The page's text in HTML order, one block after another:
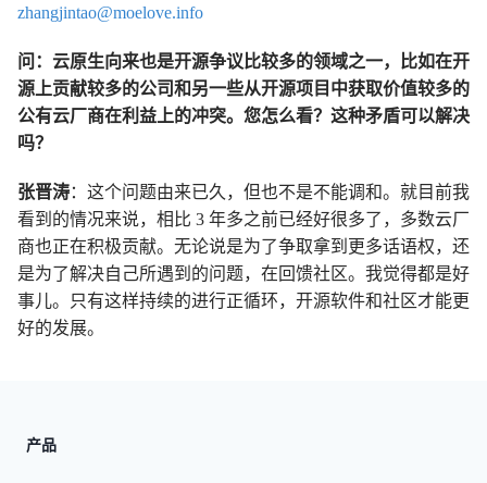
zhangjintao@moelove.info
问：云原生向来也是开源争议比较多的领域之一，比如在开
源上贡献较多的公司和另一些从开源项目中获取价值较多的
公有云厂商在利益上的冲突。您怎么看？这种矛盾可以解决
吗？
张晋涛：这个问题由来已久，但也不是不能调和。就目前我
看到的情况来说，相比 3 年多之前已经好很多了，多数云厂
商也正在积极贡献。无论说是为了争取拿到更多话语权，还
是为了解决自己所遇到的问题，在回馈社区。我觉得都是好
事儿。只有这样持续的进行正循环，开源软件和社区才能更
好的发展。
产品